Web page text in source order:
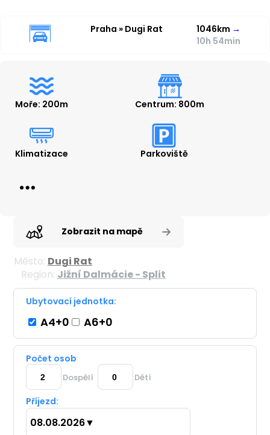
Praha » Dugi Rat 1046km →
10h 54min
Moře: 200m Centrum: 800m
Klimatizace Parkoviště
Zobrazit na mapě
Město: Dugi Rat
Region: Jižní Dalmácie - Split
Ubytovací jednotka:
A4+0 A6+0
Počet osob
Dospělí Dětí
Příjezd:
08.08.2026▼